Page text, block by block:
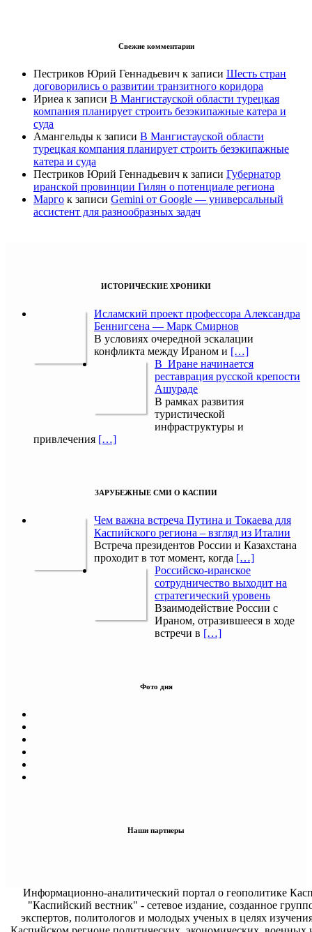
Свежие комментарии
Пестриков Юрий Геннадьевич к записи Шесть стран
договорились о развитии транзитного коридора
Ириеа к записи В Мангистауской области турецкая
компания планирует строить безэкипажные катера и
суда
Амангельды к записи В Мангистауской области
турецкая компания планирует строить безэкипажные
катера и суда
Пестриков Юрий Геннадьевич к записи Губернатор
иранской провинции Гилян о потенциале региона
Марго к записи Gemini от Google — универсальный
ассистент для разнообразных задач
ИСТОРИЧЕСКИЕ ХРОНИКИ
Исламский проект профессора Александра
Беннигсена — Марк Смирнов
В условиях очередной эскалации
конфликта между Ираном и […]
В Иране начинается
реставрация русской крепости
Ашураде
В рамках развития
туристической
инфраструктуры и
привлечения […]
ЗАРУБЕЖНЫЕ СМИ О КАСПИИ
Чем важна встреча Путина и Токаева для
Каспийского региона – взгляд из Италии
Встреча президентов России и Казахстана
проходит в тот момент, когда […]
Российско-иранское
сотрудничество выходит на
стратегический уровень
Взаимодействие России с
Ираном, отразившееся в ходе
встречи в […]
Фото дня
Наши партнеры
Информационно-аналитический портал о геополитике
"Каспийский вестник" - сетевое издание, созданное
экспертов, политологов и молодых ученых в целях